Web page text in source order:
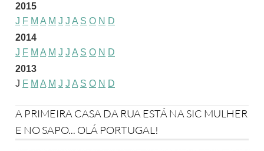
2015
J F M A M J J A S O N D
2014
J F M A M J J A S O N D
2013
J F M A M J J A S O N D
A PRIMEIRA CASA DA RUA ESTÁ NA SIC MULHER
E NO SAPO... OLÁ PORTUGAL!